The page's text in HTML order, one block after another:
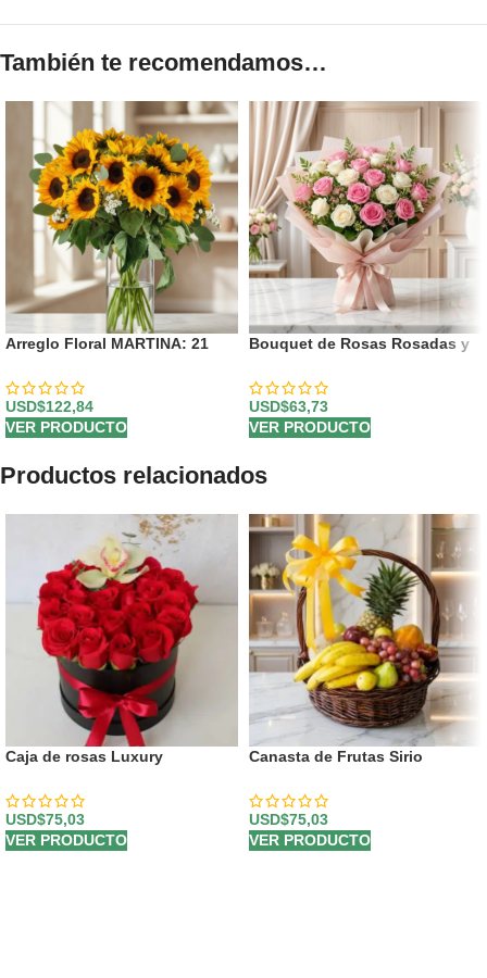
También te recomendamos…
Arreglo Floral MARTINA: 21
🌻
USD$122,84
VER PRODUCTO
Bouquet de Rosas Rosadas y
Primaveral 🕊️
USD$63,73
VER PRODUCTO
Productos relacionados
Caja de rosas Luxury
USD$75,03
VER PRODUCTO
Canasta de Frutas Sirio
USD$75,03
VER PRODUCTO